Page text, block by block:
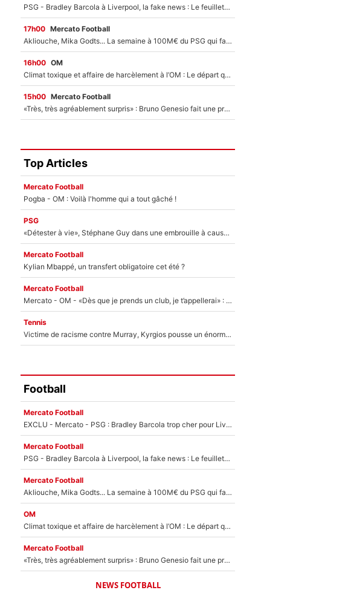
PSG - Bradley Barcola à Liverpool, la fake news : Le feuilleton continue !
17h00 Mercato Football
Akliouche, Mika Godts... La semaine à 100M€ du PSG qui fait basculer le mercato du PSG !
16h00 OM
Climat toxique et affaire de harcèlement à l’OM : Le départ qui soulage le vestiaire de Bruno Genesio
15h00 Mercato Football
«Très, très agréablement surpris» : Bruno Genesio fait une promesse pour la suite du mercato de l’OM et rassure les supporters
Top Articles
Mercato Football
Pogba - OM : Voilà l'homme qui a tout gâché !
PSG
«Détester à vie», Stéphane Guy dans une embrouille à cause du PSG !
Mercato Football
Kylian Mbappé, un transfert obligatoire cet été ?
Mercato Football
Mercato - OM - «Dès que je prends un club, je t’appellerai» : La promesse de Marcelino au moment de claquer la porte
Tennis
Victime de racisme contre Murray, Kyrgios pousse un énorme coup de gueule !
Football
Mercato Football
EXCLU - Mercato - PSG : Bradley Barcola trop cher pour Liverpool
Mercato Football
PSG - Bradley Barcola à Liverpool, la fake news : Le feuilleton continue !
Mercato Football
Akliouche, Mika Godts... La semaine à 100M€ du PSG qui fait basculer le mercato du PSG !
OM
Climat toxique et affaire de harcèlement à l’OM : Le départ qui soulage le vestiaire de Bruno Genesio
Mercato Football
«Très, très agréablement surpris» : Bruno Genesio fait une promesse pour la suite du mercato de l’OM et rassure les supporters
NEWS FOOTBALL